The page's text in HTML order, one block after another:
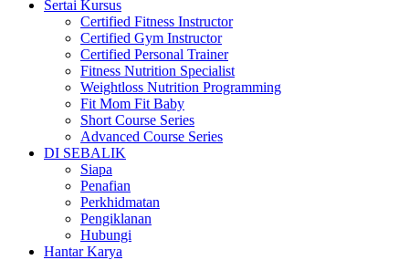
Sertai Kursus
Certified Fitness Instructor
Certified Gym Instructor
Certified Personal Trainer
Fitness Nutrition Specialist
Weightloss Nutrition Programming
Fit Mom Fit Baby
Short Course Series
Advanced Course Series
DI SEBALIK
Siapa
Penafian
Perkhidmatan
Pengiklanan
Hubungi
Hantar Karya